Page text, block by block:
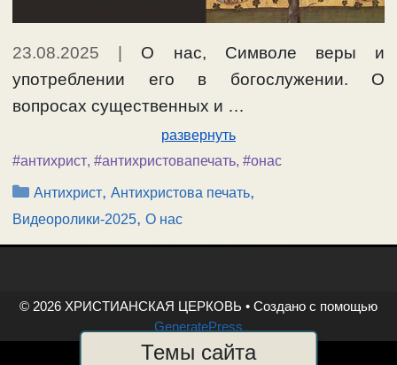
23.08.2025 | О нас, Символе веры и
употреблении его в богослужении. О
вопросах существенных и …
развернуть
#антихрист, #антихристовапечать, #онас
Рубрики
Антихрист,Антихристова печать,
Видеоролики-2025, О нас
© 2026 ХРИСТИАНСКАЯ ЦЕРКОВЬ • Создано с помощью
GeneratePress
Темы сайта